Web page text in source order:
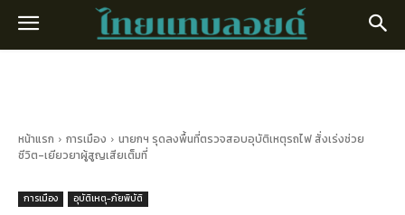
หน้าแรก การเมือง
นายกฯ รุดลงพื้นที่ตรวจสอบอุบัติเหตุรถไฟ สั่งเร่งช่วย
ชีวิต-เยียวยาผู้สูญเสียเต็มที่
การเมือง อุบัติเหตุ-ภัยพิบัติ